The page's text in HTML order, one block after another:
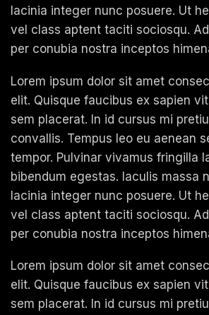
lacinia integer nunc posuere. Ut
vel class aptent taciti sociosqu.
per conubia nostra inceptos
Lorem ipsum dolor sit amet
elit. Quisque faucibus ex sapien
sem placerat. In id cursus mi
convallis. Tempus leo eu aenean
tempor. Pulvinar vivamus fringilla
bibendum egestas. Iaculis massa
lacinia integer nunc posuere. Ut
vel class aptent taciti sociosqu.
per conubia nostra inceptos
Lorem ipsum dolor sit amet
elit. Quisque faucibus ex sapien
sem placerat. In id cursus mi